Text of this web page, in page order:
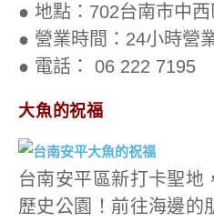
● 地點：702台南市中
● 營業時間：24小時營
● 電話： 06 222 7195
大魚的祝福
台南安平區新打卡聖地
歷史公園！前往海邊的